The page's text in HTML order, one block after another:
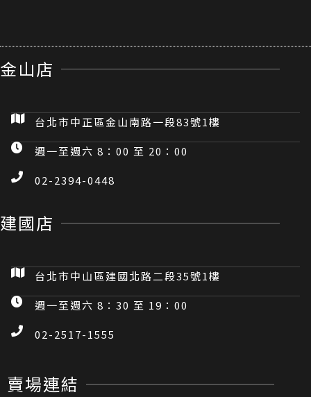
金山店
台北市中正區金山南路一段83號1樓
週一至週六 8：00 至 20：00
02-2394-0448
建國店
台北市中山區建國北路二段35號1樓
週一至週六 8：30 至 19：00
02-2517-1555
賣場連結